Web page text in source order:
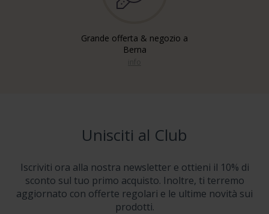
Grande offerta & negozio a
Berna
Unisciti al Club
Iscriviti ora alla nostra newsletter e ottieni il 10% di
sconto sul tuo primo acquisto. Inoltre, ti terremo
aggiornato con offerte regolari e le ultime novità sui
prodotti.